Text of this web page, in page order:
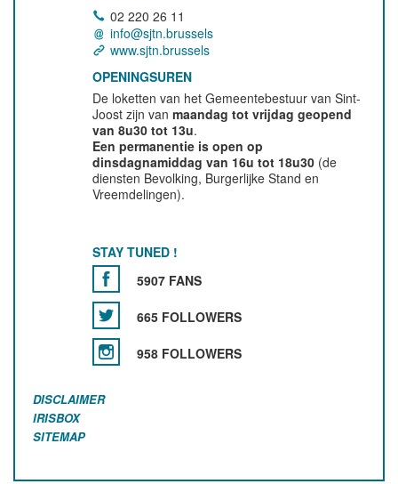
02 220 26 11
info@sjtn.brussels
www.sjtn.brussels
OPENINGSUREN
De loketten van het Gemeentebestuur van Sint-
Joost zijn vanmaandag tot vrijdag geopend
van 8u30 tot 13u.
Een permanentie is open op
dinsdagnamiddag van 16u tot 18u30 (de
diensten Bevolking, Burgerlijke Stand en
Vreemdelingen).
STAY TUNED !
5907 FANS
665 FOLLOWERS
958 FOLLOWERS
DISCLAIMER
IRISBOX
SITEMAP